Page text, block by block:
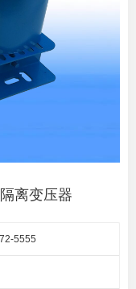
离变压器
5555